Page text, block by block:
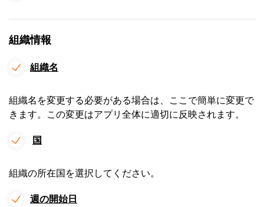
組織情報
組織名
組織名を変更する必要がある場合は、ここで簡単に変更で
きます。この変更はアプリ全体に適切に反映されます。
国
組織の所在国を選択してください。
週の開始日